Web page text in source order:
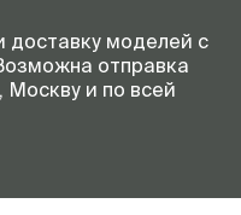
моделей с
отправка
Москву и по всей